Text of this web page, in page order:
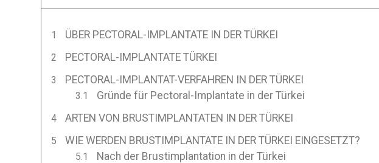
ÜBER PECTORAL-IMPLANTATE IN DER TÜRKEI
PECTORAL-IMPLANTATE TÜRKEI
PECTORAL-IMPLANTAT-VERFAHREN IN DER TÜRKEI
Gründe für Pectoral-Implantate in der Türkei
ARTEN VON BRUSTIMPLANTATEN IN DER TÜRKEI
WIE WERDEN BRUSTIMPLANTATE IN DER TÜRKEI EINGESETZT?
Nach der Brustimplantation in der Türkei